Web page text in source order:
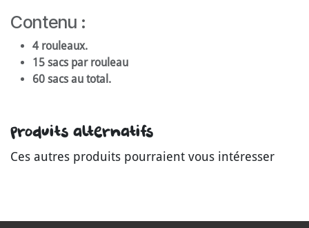
Contenu :
4 rouleaux.
15 sacs par rouleau
60 sacs au total.
Produits alternatifs
Ces autres produits pourraient vous intéresser